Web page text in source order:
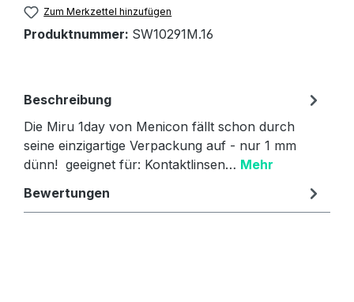
Zum Merkzettel hinzufügen
Produktnummer: SW10291M.16
Beschreibung
Die Miru 1day von Menicon fällt schon durch
seine einzigartige Verpackung auf - nur 1 mm
dünn! geeignet für: Kontaktlinsen… Mehr
Bewertungen